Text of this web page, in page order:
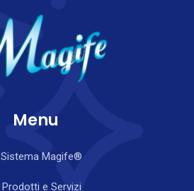
Menu
Sistema Magife®
Prodotti e Servizi